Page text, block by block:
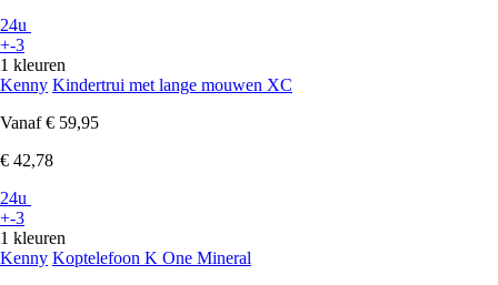
24u
+-3
1 kleuren
Kenny Kindertrui met lange mouwen XC
Vanaf € 59,95
€ 42,78
24u
+-3
1 kleuren
Kenny Koptelefoon K One Mineral